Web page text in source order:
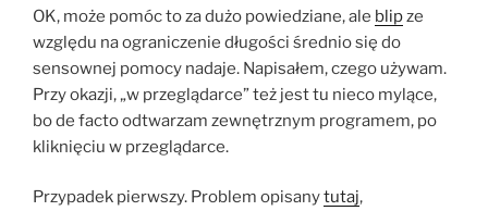
OK, może pomóc to za dużo powiedziane, ale blipze
względu na ograniczenie długości średnio się do
sensownej pomocy nadaje. Napisałem, czego używam.
Przy okazji, „w przeglądarce” też jest tu nieco mylące,
bo de facto odtwarzam zewnętrznym programem, po
kliknięciu w przeglądarce.
Przypadek pierwszy. Problem opisanytutaj,